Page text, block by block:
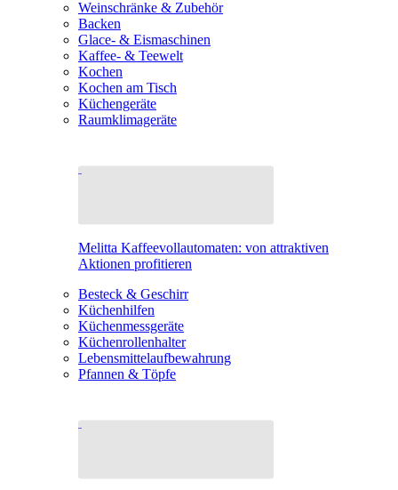
Weinschränke & Zubehör
Backen
Glace- & Eismaschinen
Kaffee- & Teewelt
Kochen
Kochen am Tisch
Küchengeräte
Raumklimageräte
Melitta Kaffeevollautomaten: von attraktiven
Aktionen profitieren
Besteck & Geschirr
Küchenhilfen
Küchenmessgeräte
Küchenrollenhalter
Lebensmittelaufbewahrung
Pfannen & Töpfe